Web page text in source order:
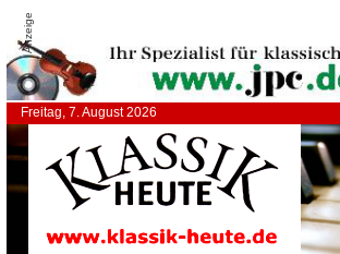
Anzeige
Freitag, 7. August 2026